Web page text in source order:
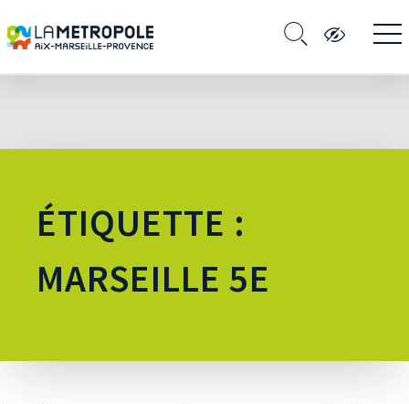
ÉTIQUETTE :
MARSEILLE 5E